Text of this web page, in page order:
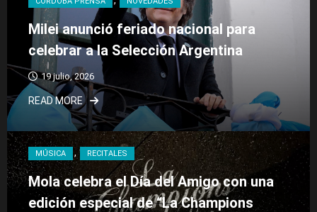
Milei anunció feriado nacional para
celebrar a la Selección Argentina
19 julio, 2026
READ MORE
MÚSICA RECITALES
Mola celebra el Día del Amigo con una
edición especial de “La Champions